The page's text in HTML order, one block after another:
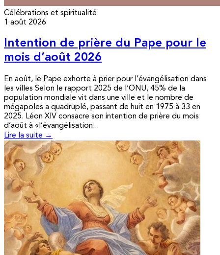
Célébrations et spiritualité
1 août 2026
Intention de prière du Pape pour le
mois d’août 2026
En août, le Pape exhorte à prier pour l’évangélisation dans
les villes Selon le rapport 2025 de l’ONU, 45% de la
population mondiale vit dans une ville et le nombre de
mégapoles a quadruplé, passant de huit en 1975 à 33 en
2025. Léon XIV consacre son intention de prière du mois
d’août à «l’évangélisation...
Lire la suite →